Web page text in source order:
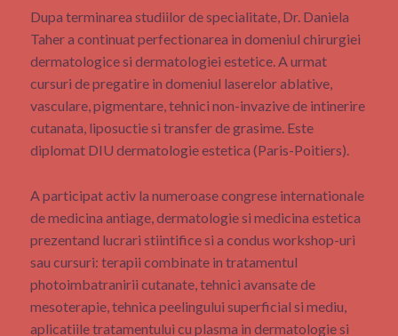
Dupa terminarea studiilor de specialitate, Dr. Daniela
Taher a continuat perfectionarea in domeniul chirurgiei
dermatologice si dermatologiei estetice. A urmat
cursuri de pregatire in domeniul laserelor ablative,
vasculare, pigmentare, tehnici non-invazive de intinerire
cutanata, liposuctie si transfer de grasime. Este
diplomat DIU dermatologie estetica (Paris-Poitiers).
A participat activ la numeroase congrese internationale
de medicina antiage, dermatologie si medicina estetica
prezentand lucrari stiintifice si a condus workshop-uri
sau cursuri: terapii combinate in tratamentul
photoimbatranirii cutanate, tehnici avansate de
mesoterapie, tehnica peelingului superficial si mediu,
aplicatiile tratamentului cu plasma in dermatologie si